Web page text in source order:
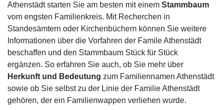
Athenstädt starten Sie am besten mit einem Stammbaum
vom engsten Familienkreis. Mit Recherchen in
Standesämtern oder Kirchenbüchern können Sie weitere
Informationen über die Vorfahren der Famile Athenstädt
beschaffen und den Stammbaum Stück für Stück
ergänzen. So erfahren Sie auch, ob Sie mehr über
Herkunft und Bedeutung zum Familiennamen Athenstädt
sowie ob Sie selbst zu der Linie der Familie Athenstädt
gehören, der ein Familienwappen verliehen wurde.